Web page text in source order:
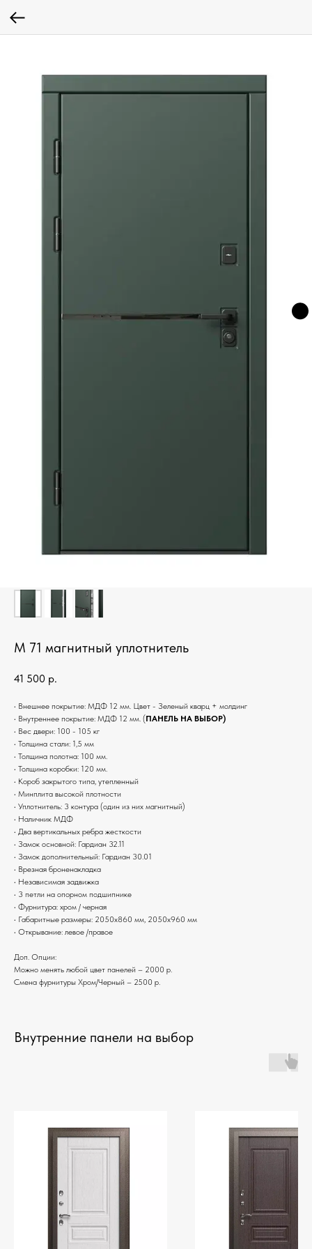
М 71 магнитный уплотнитель
41 500 р.
• Внешнее покрытие: МДФ 12 мм. Цвет - Зеленый кварц + молдинг
• Внутреннее покрытие: МДФ 12 мм. (ПАНЕЛЬ НА ВЫБОР)
• Вес двери: 100 - 105 кг
• Толщина стали: 1,5 мм
• Толщина полотна: 100 мм.
• Толщина коробки: 120 мм.
• Короб закрытого типа, утепленный
• Минплита высокой плотности
• Уплотнитель: 3 контура (один из них магнитный)
• Наличник МДФ
• Два вертикальных ребра жесткости
• Замок основной: Гардиан 32.11
• Замок дополнительный: Гардиан 30.01
• Врезная броненакладка
• Независимая задвижка
• 3 петли на опорном подшипнике
• Фурнитура: хром / черная
• Габаритные размеры: 2050x860 мм, 2050x960 мм
• Открывание: левое /правое
Доп. Опции:
Можно менять любой цвет панелей – 2000 р.
Смена фурнитуры Хром/Черный – 2500 р.
Внутренние панели на выбор